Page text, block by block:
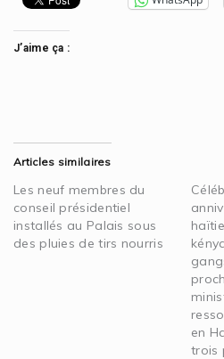
J’aime ça :
Articles similaires
Les neuf membres du
conseil présidentiel
installés au Palais sous
des pluies de tirs nourris
en
trois